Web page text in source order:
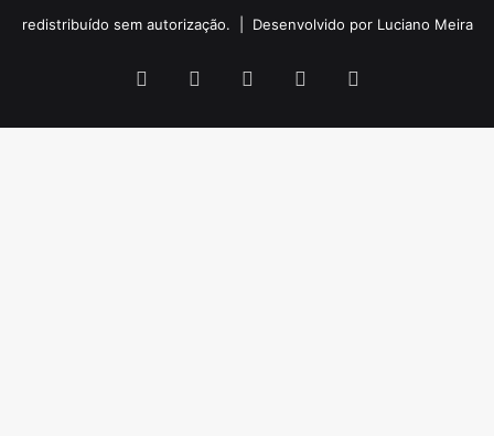
redistribuído sem autorização. | Desenvolvido por Luciano Meira
Facebook YouTubeInstagram